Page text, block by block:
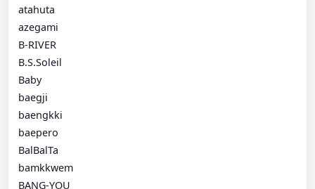
atahuta
azegami
B-RIVER
B.S.Soleil
Baby
baegji
baengkki
baepero
BalBalTa
bamkkwem
BANG-YOU